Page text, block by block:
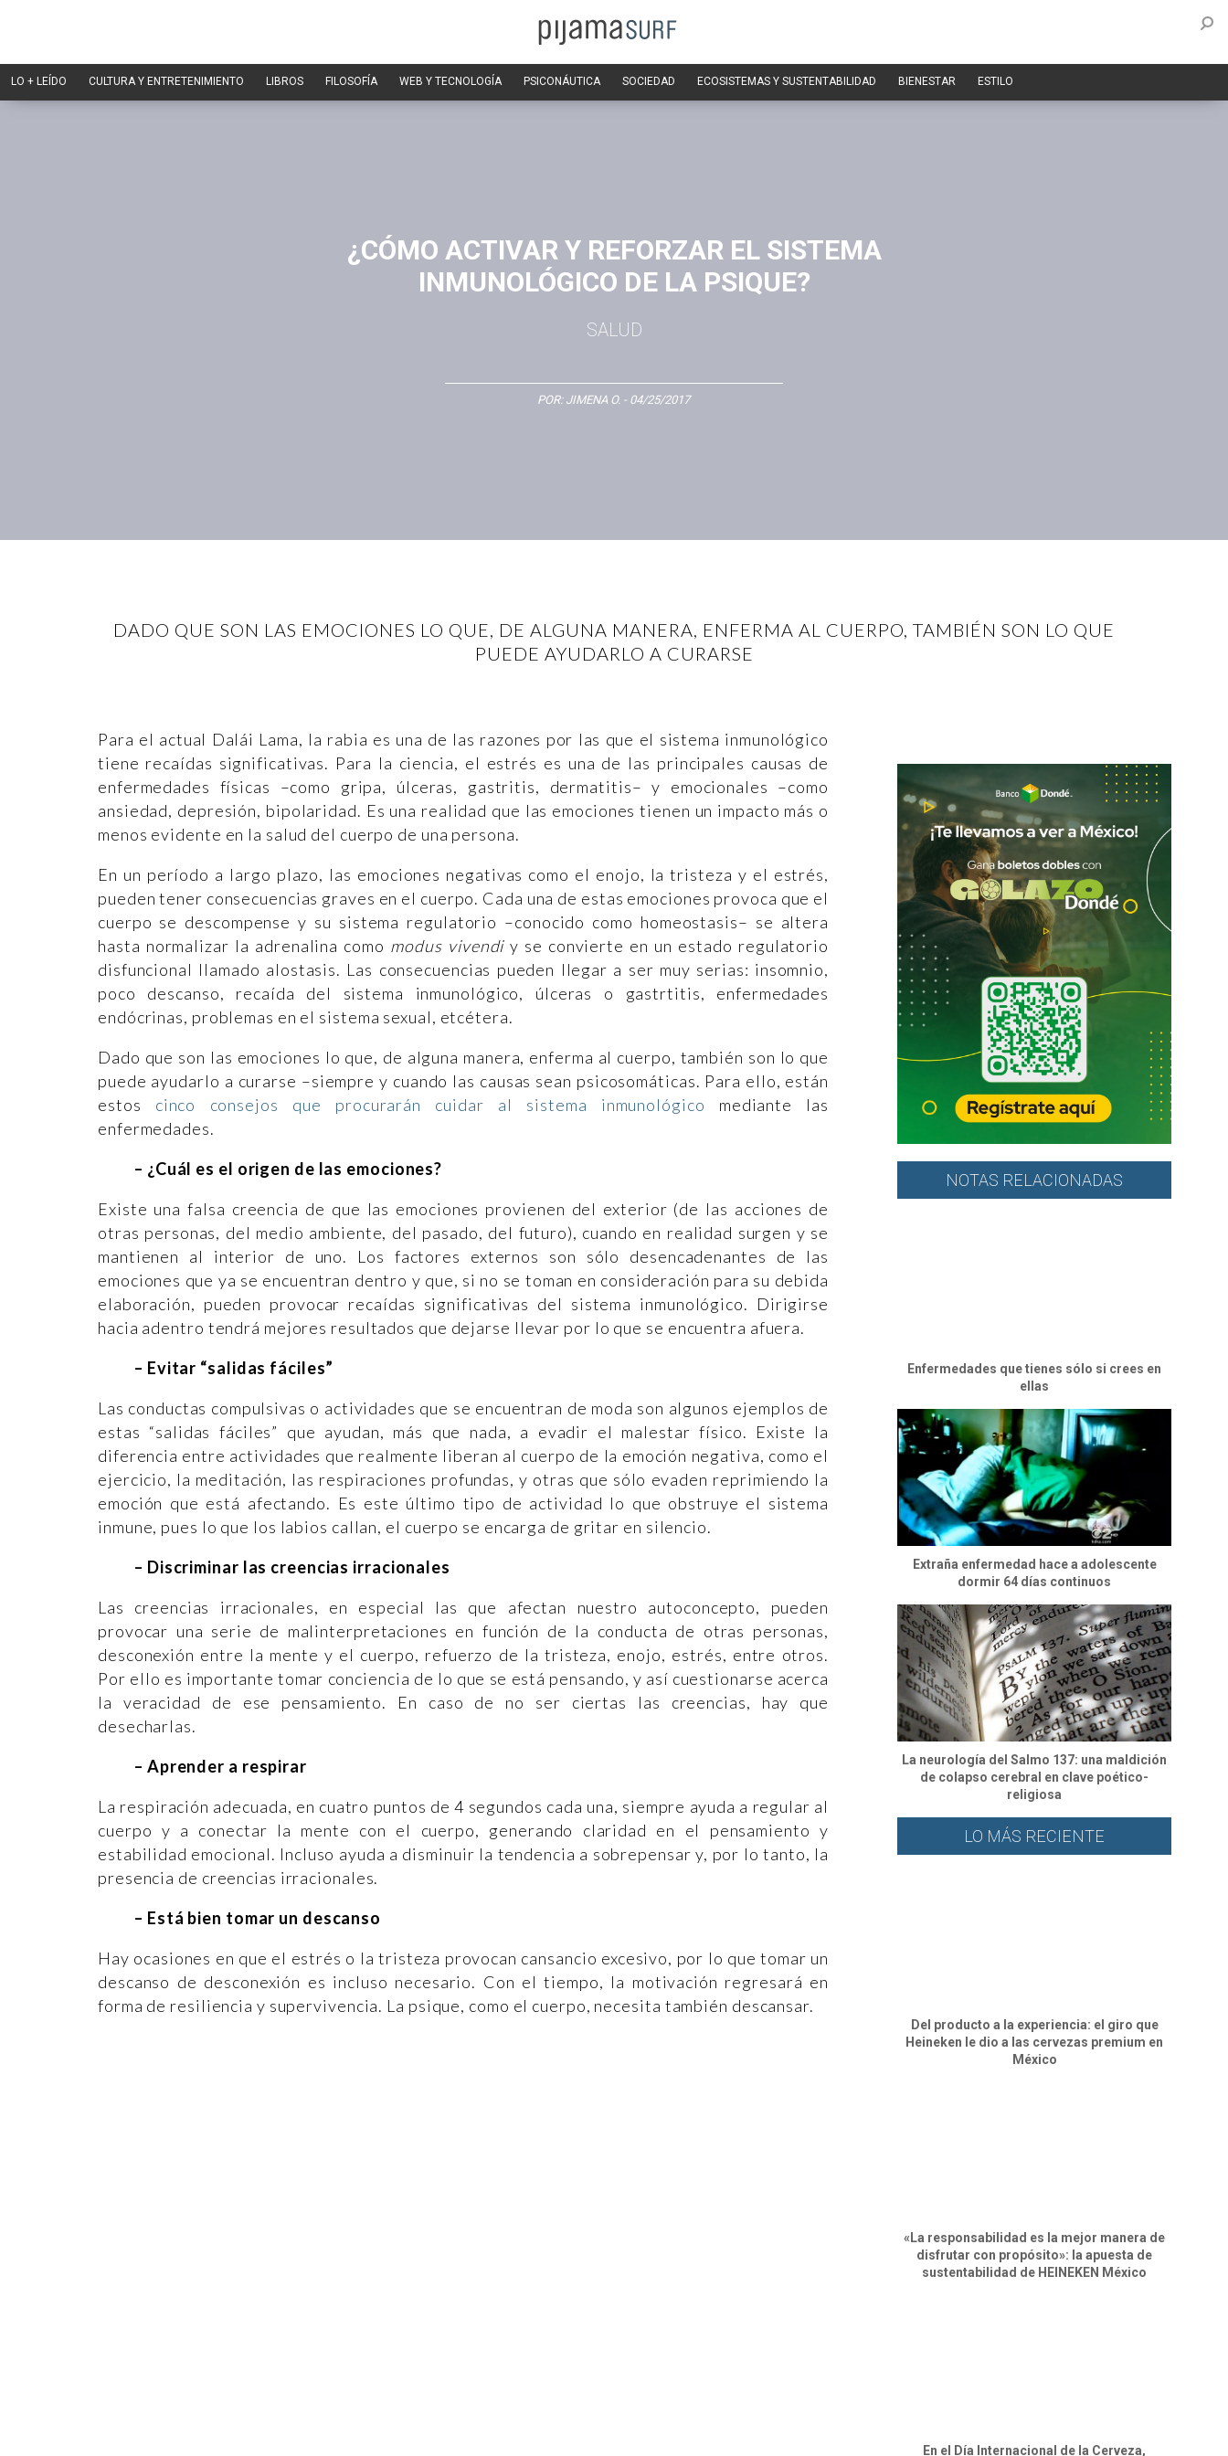
LO + LEÍDO CULTURA Y ENTRETENIMIENTO LIBROS FILOSOFÍA WEB Y TECNOLOGÍA PSICONÁUTICA SOCIEDAD ECOSISTEMAS Y SUSTENTABILIDAD BIENESTAR ESTILO
¿CÓMO ACTIVAR Y REFORZAR EL SISTEMA
INMUNOLÓGICO DE LA PSIQUE?
SALUD
POR: JIMENA O. - 04/25/2017
DADO QUE SON LAS EMOCIONES LO QUE, DE ALGUNA MANERA, ENFERMA AL CUERPO, TAMBIÉN SON LO QUE
PUEDE AYUDARLO A CURARSE
Para el actual Dalái Lama, la rabia es una de las razones por las que el sistema inmunológico
tiene recaídas significativas. Para la ciencia, el estrés es una de las principales causas de
enfermedades físicas –como gripa, úlceras, gastritis, dermatitis– y emocionales –como
ansiedad, depresión, bipolaridad. Es una realidad que las emociones tienen un impacto más o
menos evidente en la salud del cuerpo de una persona.
En un período a largo plazo, las emociones negativas como el enojo, la tristeza y el estrés,
pueden tener consecuencias graves en el cuerpo. Cada una de estas emociones provoca que el
cuerpo se descompense y su sistema regulatorio –conocido como homeostasis– se altera
hasta normalizar la adrenalina como modus vivendiy se convierte en un estado regulatorio
disfuncional llamado alostasis. Las consecuencias pueden llegar a ser muy serias: insomnio,
poco descanso, recaída del sistema inmunológico, úlceras o gastrtitis, enfermedades
endócrinas, problemas en el sistema sexual, etcétera.
Dado que son las emociones lo que, de alguna manera, enferma al cuerpo, también son lo que
puede ayudarlo a curarse –siempre y cuando las causas sean psicosomáticas. Para ello, están
estos cinco consejos que procurarán cuidar al sistema inmunológico mediante las
enfermedades.
– ¿Cuál es el origen de las emociones?
Existe una falsa creencia de que las emociones provienen del exterior (de las acciones de
otras personas, del medio ambiente, del pasado, del futuro), cuando en realidad surgen y se
mantienen al interior de uno. Los factores externos son sólo desencadenantes de las
emociones que ya se encuentran dentro y que, si no se toman en consideración para su debida
elaboración, pueden provocar recaídas significativas del sistema inmunológico. Dirigirse
hacia adentro tendrá mejores resultados que dejarse llevar por lo que se encuentra afuera.
– Evitar “salidas fáciles”
Las conductas compulsivas o actividades que se encuentran de moda son algunos ejemplos de
estas “salidas fáciles” que ayudan, más que nada, a evadir el malestar físico. Existe la
diferencia entre actividades que realmente liberan al cuerpo de la emoción negativa, como el
ejercicio, la meditación, las respiraciones profundas, y otras que sólo evaden reprimiendo la
emoción que está afectando. Es este último tipo de actividad lo que obstruye el sistema
inmune, pues lo que los labios callan, el cuerpo se encarga de gritar en silencio.
– Discriminar las creencias irracionales
Las creencias irracionales, en especial las que afectan nuestro autoconcepto, pueden
provocar una serie de malinterpretaciones en función de la conducta de otras personas,
desconexión entre la mente y el cuerpo, refuerzo de la tristeza, enojo, estrés, entre otros.
Por ello es importante tomar conciencia de lo que se está pensando, y así cuestionarse acerca
la veracidad de ese pensamiento. En caso de no ser ciertas las creencias, hay que
desecharlas.
– Aprender a respirar
La respiración adecuada, en cuatro puntos de 4 segundos cada una, siempre ayuda a regular al
cuerpo y a conectar la mente con el cuerpo, generando claridad en el pensamiento y
estabilidad emocional. Incluso ayuda a disminuir la tendencia a sobrepensar y, por lo tanto, la
presencia de creencias irracionales.
– Está bien tomar un descanso
Hay ocasiones en que el estrés o la tristeza provocan cansancio excesivo, por lo que tomar un
descanso de desconexión es incluso necesario. Con el tiempo, la motivación regresará en
forma de resiliencia y supervivencia. La psique, como el cuerpo, necesita también descansar.
NOTAS RELACIONADAS
Enfermedades que tienes sólo si crees en
ellas
Extraña enfermedad hace a adolescente
dormir 64 días continuos
La neurología del Salmo 137: una maldición
de colapso cerebral en clave poético-
religiosa
LO MÁS RECIENTE
Del producto a la experiencia: el giro que
Heineken le dio a las cervezas premium en
México
«La responsabilidad es la mejor manera de
disfrutar con propósito»: la apuesta de
sustentabilidad de HEINEKEN México
En el Día Internacional de la Cerveza,